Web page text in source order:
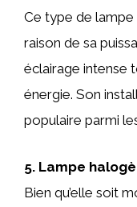
Ce type de
raison de sa
éclairage intense
énergie. Son
populaire parmi
5. Lampe
Bien qu’elle soit